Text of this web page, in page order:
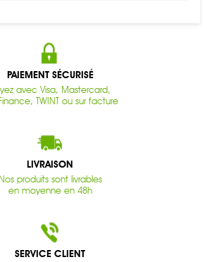
PAIEMENT SÉCURISÉ
avec Visa, Mastercard,
TWINT ou sur facture
LIVRAISON
produits sont livrables
en moyenne en 48h
SERVICE CLIENT